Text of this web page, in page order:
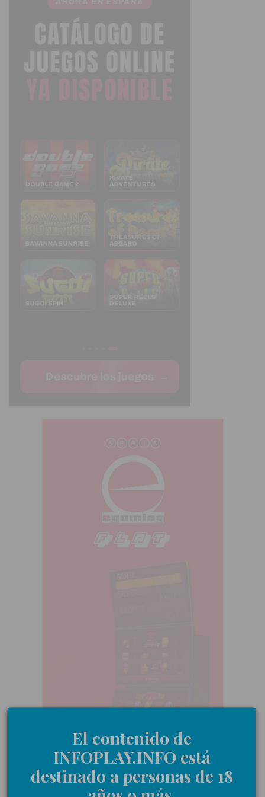
El contenido de
INFOPLAY.INFO está
destinado a personas de 18